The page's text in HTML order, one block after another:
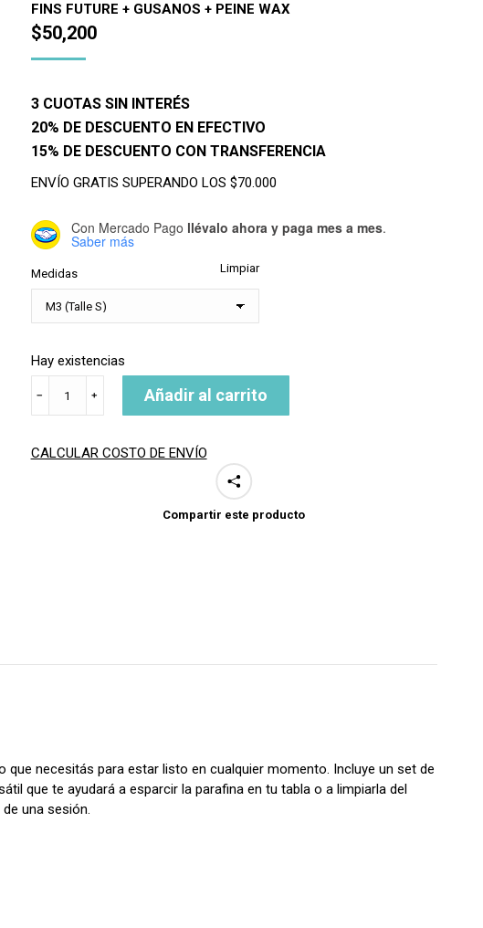
FINS FUTURE + GUSANOS + PEINE WAX
$50,200
3 CUOTAS SIN INTERÉS
20% DE DESCUENTO EN EFECTIVO
15% DE DESCUENTO CON TRANSFERENCIA
ENVÍO GRATIS SUPERANDO LOS $70.000
Con Mercado Pago llévalo ahora y paga mes a mes.
Saber más
Medidas Limpiar
Hay existencias
QUILLAS
cantidad
﹣ ﹢ Añadir al carrito
CALCULAR COSTO DE ENVÍO
Compartir este producto
necesitás para estar listo en cualquier momento. Incluye un set de
que te ayudará a esparcir la parafina en tu tabla o a limpiarla del
una sesión.